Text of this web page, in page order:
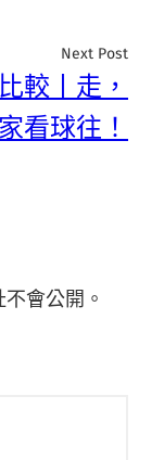
Next Post
較丨走，
看球往！
會公開。